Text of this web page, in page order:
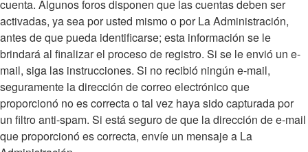
cuenta. Algunos foros disponen que las cuentas deben ser
activadas, ya sea por usted mismo o por La Administración,
antes de que pueda identificarse; esta información se le
brindará al finalizar el proceso de registro. Si se le envió un e-
mail, siga las instrucciones. Si no recibió ningún e-mail,
seguramente la dirección de correo electrónico que
proporcionó no es correcta o tal vez haya sido capturada por
un filtro anti-spam. Si está seguro de que la dirección de e-mail
que proporcionó es correcta, envíe un mensaje a La